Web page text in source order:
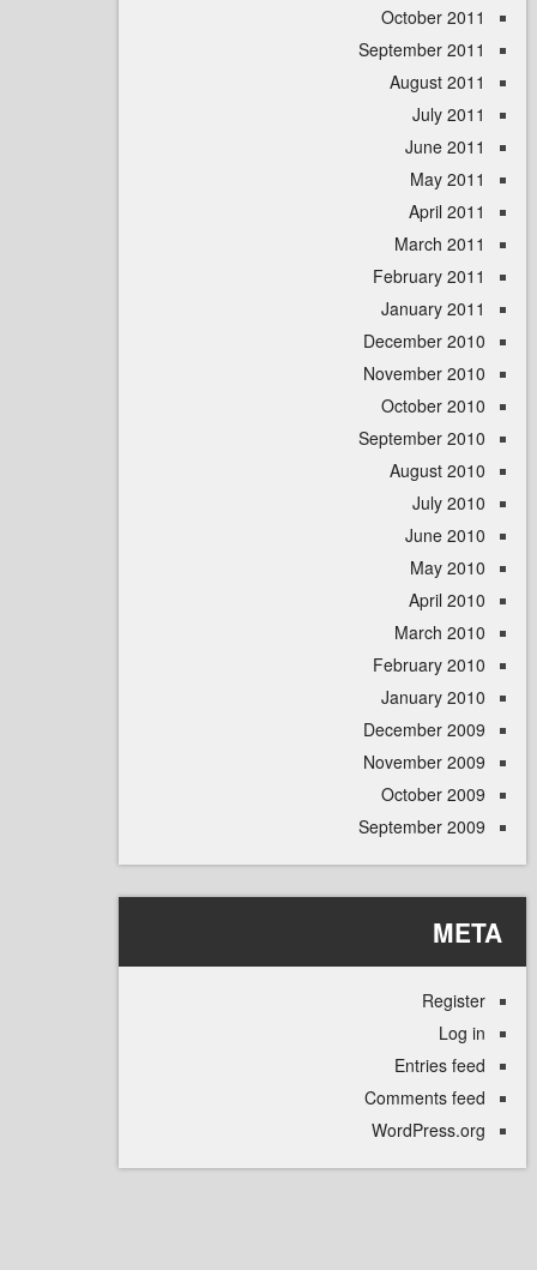
October
September
August
July
June
May
April
March
February
January
December
November
October
September
August
July
June
May
April
March
February
January
December
November
October
September
Entries
Comments